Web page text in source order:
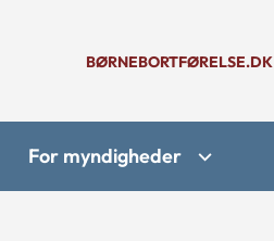
BØRNEBORTFØRELSE.DK
For myndigheder